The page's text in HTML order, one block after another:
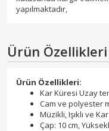
yapılmaktadır,
Ürün Özellikleri
Ürün Özellikleri:
Kar Küresi Uzay
Cam ve polyester
Müzikli, Işıklı ve
Çap: 10 cm,